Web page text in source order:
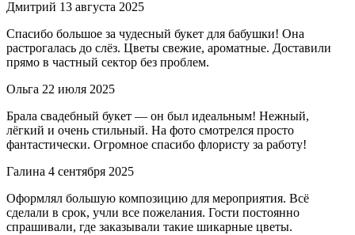
Дмитрий 13 августа 2025
Спасибо большое за чудесный букет для бабушки! Она
растрогалась до слёз. Цветы свежие, ароматные. Доставили
прямо в частный сектор без проблем.
Ольга 22 июля 2025
Брала свадебный букет — он был идеальным! Нежный,
лёгкий и очень стильный. На фото смотрелся просто
фантастически. Огромное спасибо флористу за работу!
Галина 4 сентября 2025
Оформлял большую композицию для мероприятия. Всё
сделали в срок, учли все пожелания. Гости постоянно
спрашивали, где заказывали такие шикарные цветы.